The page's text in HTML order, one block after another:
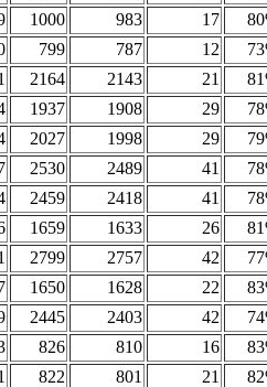
1000 983 17
799 787 12
2164 2143 21
1937 1908 29
2027 1998 29
2530 2489 41
2459 2418 41
1659 1633 26
2799 2757 42
1650 1628 22
2445 2403 42
826 810 16
822 801 21